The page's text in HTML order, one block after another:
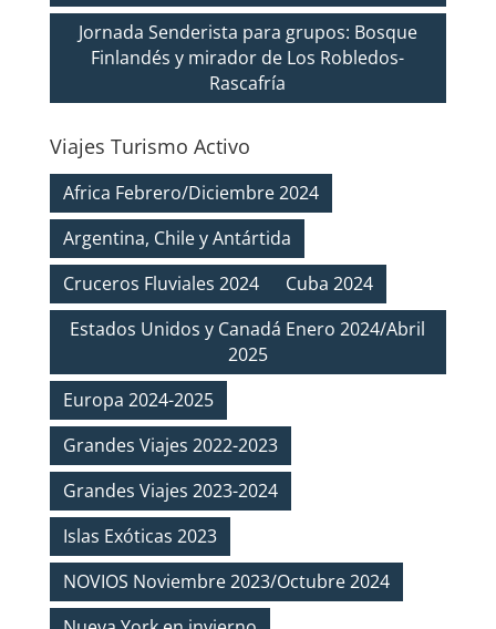
Jornada Senderista para grupos: Bosque
Finlandés y mirador de Los Robledos-
Rascafría
Viajes Turismo Activo
Africa Febrero/Diciembre 2024
Argentina, Chile y Antártida
Cruceros Fluviales 2024
Cuba 2024
Estados Unidos y Canadá Enero 2024/Abril
2025
Europa 2024-2025
Grandes Viajes 2022-2023
Grandes Viajes 2023-2024
Islas Exóticas 2023
NOVIOS Noviembre 2023/Octubre 2024